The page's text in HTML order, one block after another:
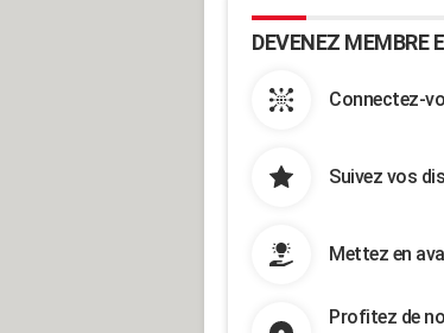
DEVENEZ MEMBRE
Connectez-
Suivez vos
Mettez en
Profitez de